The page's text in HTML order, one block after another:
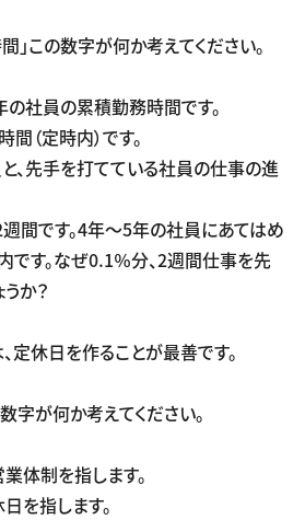
」この数字が何か考えてください。
社員の累積勤務時間です。
（定時内）です。
、先手を打てている社員の仕事の進
間です。4年～5年の社員にあてはめ
です。なぜ0.1％分、2週間仕事を先
か？
休日を作ることが最善です。
字が何か考えてください。
体制を指します。
を指します。